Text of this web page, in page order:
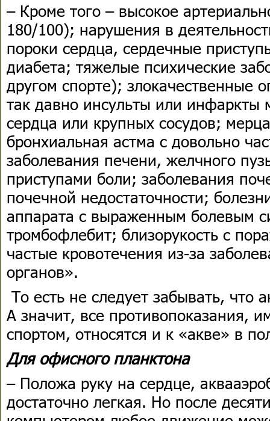
– Кроме того – высокое
180/100); нарушения в
пороки сердца, сердечные
диабета; тяжелые психические
другом спорте); злокачественные
так давно инсульты или инфаркты
сердца или крупных сосудов;
бронхиальная астма с довольно
заболевания печени, желчного
приступами боли; заболевания
почечной недостаточности;
аппарата с выраженным болевым
тромбофлебит; близорукость с
частые кровотечения из-за
органов».
То есть не следует забывать, что
А значит, все противопоказания,
спортом, относятся и к «акве» в
Для офисного планктона
– Положа руку на сердце,
достаточно легкая. Но после